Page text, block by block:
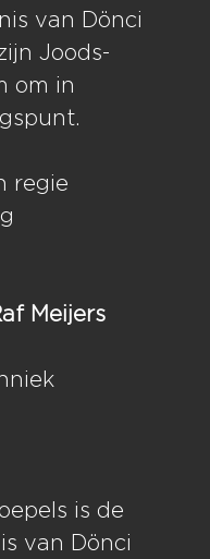
van Dönci
Joods-
om in
regie
Meijers
is de
van Dönci